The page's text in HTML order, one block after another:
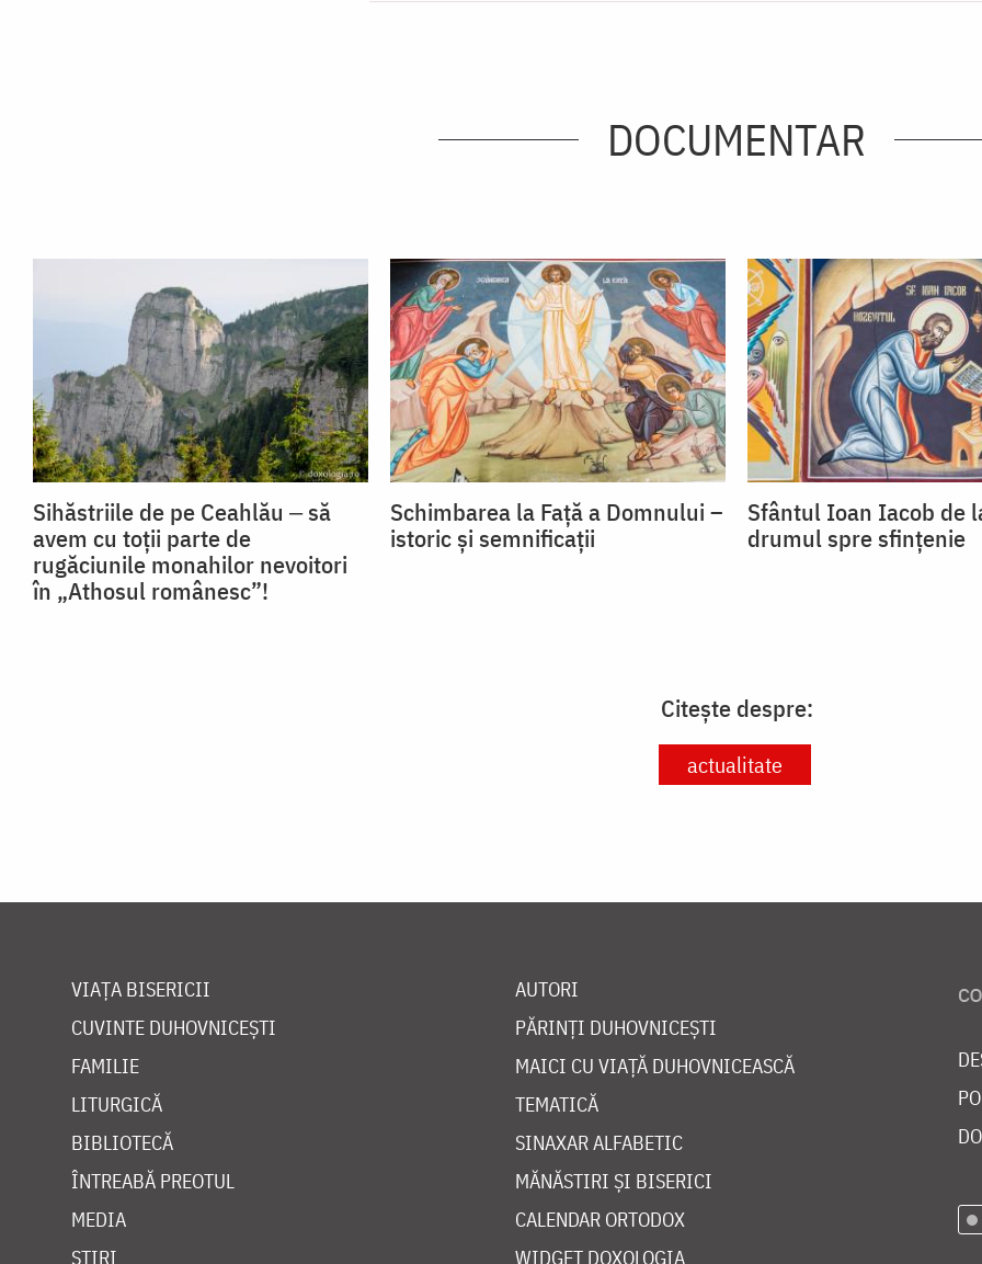
DOCUMENTAR
Sihăstriile de pe Ceahlău ‒ să
avem cu toții parte de
rugăciunile monahilor nevoitori
în „Athosul românesc”!
Schimbarea la Față a Domnului –
istoric și semnificații
Sfântul Ioan Iacob de
drumul spre sfințenie
Citește despre:
actualitate
VIAȚA BISERICII
CUVINTE DUHOVNICEȘTI
FAMILIE
LITURGICĂ
BIBLIOTECĂ
ÎNTREABĂ PREOTUL
MEDIA
ȘTIRI
AUTORI
PĂRINȚI DUHOVNICEȘTI
MAICI CU VIAȚĂ DUHOVNICEASCĂ
TEMATICĂ
SINAXAR ALFABETIC
MĂNĂSTIRI ȘI BISERICI
CALENDAR ORTODOX
WIDGET DOXOLOGIA